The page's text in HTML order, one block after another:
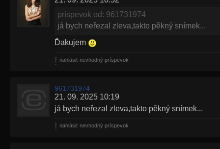
príspevok od: 961731974
já bych neřezal zleva,takto pěkný snímek...
Ďakujem
nahlásiť nevhodný príspevok
961731974
21. 09. 2025 10:19
já bych neřezal zleva,takto pěkný snímek...
nahlásiť nevhodný príspevok